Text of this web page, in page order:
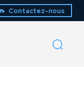
Contactez-nous